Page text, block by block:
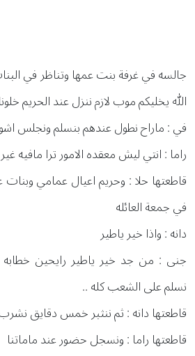
جالسه في غرفة بنت عمها وتناظر في
الله يخليكم موب لازم ننزل عند الحريم
في : ماراح نطول عندهم بنسلم ونجلس
راما : انتي ليش معقده الامور ترا مافيه
قاطعتها حلا : وحريم اعيال عمامي
في جمعة العائله
دانه : واذا خير ياطير
جنى : من جد خير ياطير رايحين
نسلم على الشعب كله ..
قاطعتها دانه : ثم ننثبر خمس دقايق
قاطعتها راما : ونسجل حضور عند ماماتنا